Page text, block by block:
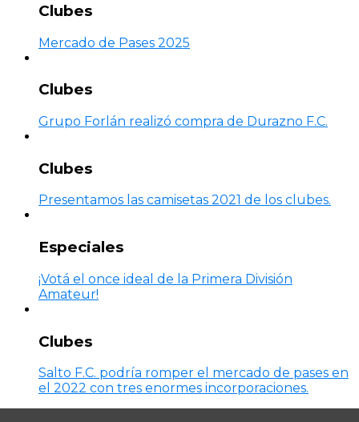
Clubes
Mercado de Pases 2025
Clubes
Grupo Forlán realizó compra de Durazno F.C.
Clubes
Presentamos las camisetas 2021 de los clubes.
Especiales
¡Votá el once ideal de la Primera División
Amateur!
Clubes
Salto F.C. podría romper el mercado de pases en
el 2022 con tres enormes incorporaciones.